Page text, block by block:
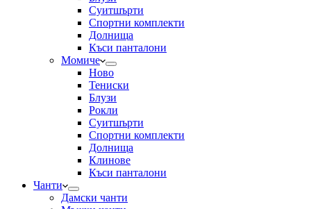
Суитшърти
Спортни комплекти
Долнища
Къси панталони
Момиче
Ново
Тениски
Блузи
Рокли
Суитшърти
Спортни комплекти
Долнища
Клинове
Къси панталони
Чанти
Дамски чанти